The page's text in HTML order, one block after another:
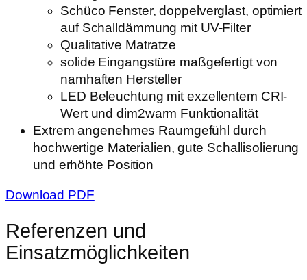
Schüco Fenster, doppelverglast, optimiert
auf Schalldämmung mit UV-Filter
Qualitative Matratze
solide Eingangstüre maßgefertigt von
namhaften Hersteller
LED Beleuchtung mit exzellentem CRI-
Wert und dim2warm Funktionalität
Extrem angenehmes Raumgefühl durch
hochwertige Materialien, gute Schallisolierung
und erhöhte Position
Download PDF
Referenzen und
Einsatzmöglichkeiten